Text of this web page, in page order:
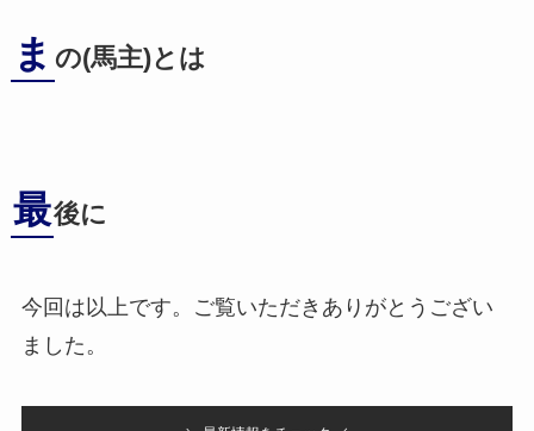
ま の(馬主)とは
最後に
今回は以上です。ご覧いただきありがとうござい
ました。